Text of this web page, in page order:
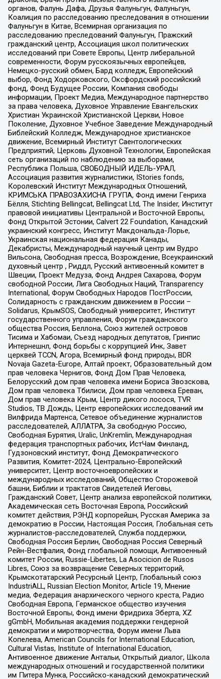
органов, Фалунь Дафа, Друзья Фалуньгун, Фалуньгун,
Коалиция по расследованию преследования в отношении
Фалуньгун в Китае, Всемирная организация по
расследованию преследований Фалуньгун, Пражский
гражданский центр, Ассоциация школ политических
исследований при Совете Европы, Центр либеральной
современности, Форум русскоязычных европейцев,
Немецко-русский обмен, Бард колледж, Европейский
выбор, Фонд Ходорковского, Оксфордский российский
фонд, Фонд Будущее России, Компания свободы
информации, Проект Медиа, Международное партнерство
за права человека, Духовное Управление Евангельских
Христиан Украинской Христианской Церкви, Новое
Поколение, Духовное Учебное Заведение Международный
Библейский Колледж, Международное христианское
движение, Всемирный Институт Саентологических
Предприятий, Церковь Духовной Технологии, Европейская
сеть организаций по наблюдению за выборами,
Республика Польша, СВОБОДНЫЙ ИДЕЛЬ-УРАЛ,
Ассоциация развития журналистики, IStories fonds,
Королевский Институт Международных Отношений,
КРИМСЬКА ПРАВОЗАХИСНА ГРУПА, Фонд имени Генриха
Бёлля, Stichting Bellingcat, Bellingcat Ltd, The Insider, Институт
правовой инициативы Центральной и Восточной Европы,
Фонд Открытой Эстонии, Calvert 22 Foundation, Канадский
украинский конгресс, Институт Макдональда-Лорье,
Украинская национальная федерация Канады,
Декабристы, Международный научный центр им Вудро
Вильсона, Свободная пресса, Возрождение, Всеукраинский
духовный центр , Риддл, Русский антивоенный комитет в
Швеции, Проект Медуза, Фонд Андрея Сахарова, Форум
свободной России, Лига Свободных Наций, Transparеncy
International, Форум Свободных Народов ПостРоссии,
Солидарность с гражданским движением в России –
Solidarus, КрымSOS, Свободный университет, Институт
государственного управления, Форум гражданского
общества Россия, Беллона, Союз жителей островов
Тисима и Хабомаи, Съезд народных депутатов, Гринпис
Интернешнл, Фонд борьбы с коррупцией Инк, Завет
церквей TCCN, Агора, Всемирный фонд природы, BDR
Novaja Gazeta-Europe, Алтай проект, Образовательный дом
прав человека Чернигов, Фонд Дом Прав Человека,
Белорусский дом прав человека имени Бориса Звозскова,
Дом прав человека Тбилиси, Дом прав человека Ереван,
Дом прав человека Крым, Центр дикого лосося, TVR
Studios, ТВ Дождь, Центр европейских исследований им
Вилфрида Мартенса, Сетевое объединение журналистов
расследователей, АЛЛАТРА, За свободную Россию,
Свободная Бурятия, Uralic, UnKremlin, Международная
федерация транспортных рабочих, ИстЧам Финланд,
Гудзоновский институт, Фонд Демократического
Развития, Комитет-2024, Центрально-Европейский
университет, Центр восточноевропейских и
международных исследований, Общество Сторожевой
башни, Библии и трактатов Свидетелей Иеговы,
Гражданский Совет, Центр анализа европейской политики,
Академическая сеть Восточная Европа, Российский
комитет действия, РЭНД корпорейшн, Русская Америка за
демократию в России, Настоящая Россия, Глобальная сеть
журналистов-расследователей, Служба поддержки,
Свободная Россия Берлин, Свободная Россия Северный
Рейн-Вестфалия, Фонд глобальной помощи, Антивоенный
комитет России, Russie-Libertes, La Asocicion de Rusos
Libres, Союз за возвращение Северных территорий,
Крымскотатарский Ресурсный Центр, Глобальный союз
IndustriALL, Russian Election Monitor, Article 19, Мнение
медиа, Федерация анархического черного креста, Радио
Свободная Европа, Германское общество изучения
Восточной Европы, Фонд имени Фридриха Эберта, XZ
gGmbH, Мобильная академия поддержки гендерной
демократии и миротворчества, Форум имени Льва
Копелева, American Councils for International Education,
Cultural Vistas, Institute of International Education,
Антивоенное движение Антальи, Открытый диалог, Школа
международных отношений и государственной политики
им Питера Мунка, Российско-канадский демократический